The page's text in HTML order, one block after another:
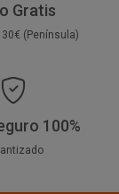
Gratis
30€ (Península)
100%